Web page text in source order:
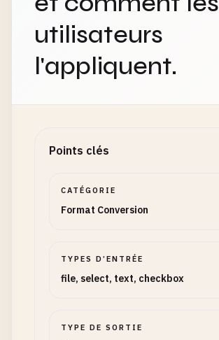
utilisateurs
l'appliquent.
Points clés
CATÉGORIE
Format Conversion
TYPES D’ENTRÉE
file, select, text, checkbox
TYPE DE SORTIE